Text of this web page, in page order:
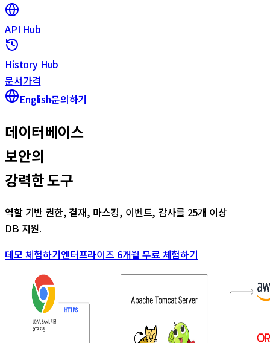
API Hub
History Hub
문서가격
English문의하기
데이터베이스
보안의
강력한 도구
역할 기반 권한, 결재, 마스킹, 이벤트, 감사를 25개 이상
DB 지원.
데모 체험하기엔터프라이즈 6개월 무료 체험하기